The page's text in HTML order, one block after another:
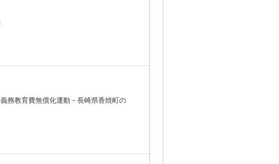
務教育費無償化運動－長崎県香焼町の